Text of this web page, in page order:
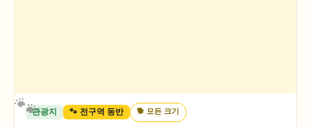
관광지 🐾 전구역 동반 🐕모든 크기